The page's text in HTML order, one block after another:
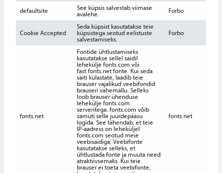
defaultsite
See küpsis salvestab viimase
avalehe.
Forbo
Cookie Accepted
Seda küpsist kasutatakse teie
küpsistega seotud eelistuste
salvestamiseks.
Forbo
fonts.net
Fontide ühtlustamiseks
kasutatakse sellel saidil
lehekülje fonts.com või
fast.fonts.net fonte. Kui seda
saiti külastate, laadib teie
brauser vajalikud veebifondid
brauseri vahemällu. Selleks
loob brauser ühenduse
lehekülje fonts.com
serveritega. fonts.com võib
samuti selle juurdepääsu
logida. See tähendab, et teie
IP-aadress on leheküljel
fonts.com seotud meie
veebisaidiga. Veebifonte
kasutatakse selleks, et
ühtlustada fonte ja muuta need
atraktiivsemaks. Kui teie
brauser ei toeta veebifonte,
fonts.net